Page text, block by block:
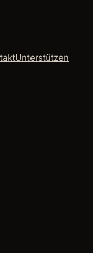
Unterstützen